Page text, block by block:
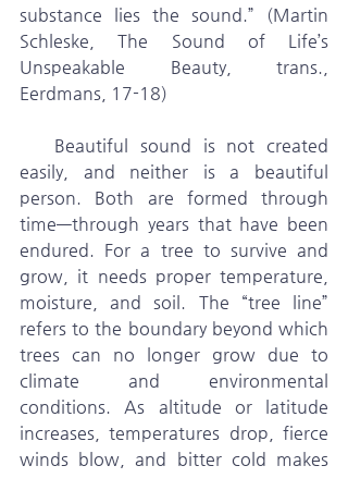
substance lies the sound.” (Martin
Schleske, The Sound of Life’s
Unspeakable Beauty, trans.,
Eerdmans, 17-18)
easily, and neither is a beautiful
person. Both are formed through
time—through years that have been
endured. For a tree to survive and
grow, it needs proper temperature,
moisture, and soil. The “tree line”
refers to the boundary beyond which
trees can no longer grow due to
climate and environmental
conditions. As altitude or latitude
increases, temperatures drop, fierce
winds blow, and bitter cold makes